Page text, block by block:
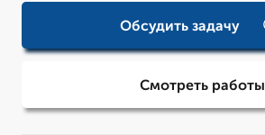
Обсудить задачу
Смотреть работы